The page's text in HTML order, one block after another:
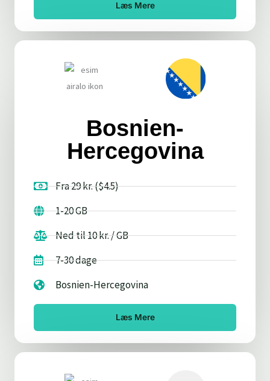
Læs Mere
Bosnien-
Hercegovina
Fra 29 kr. ($4.5)
1-20 GB
Ned til 10 kr. / GB
7-30 dage
Bosnien-Hercegovina
Læs Mere